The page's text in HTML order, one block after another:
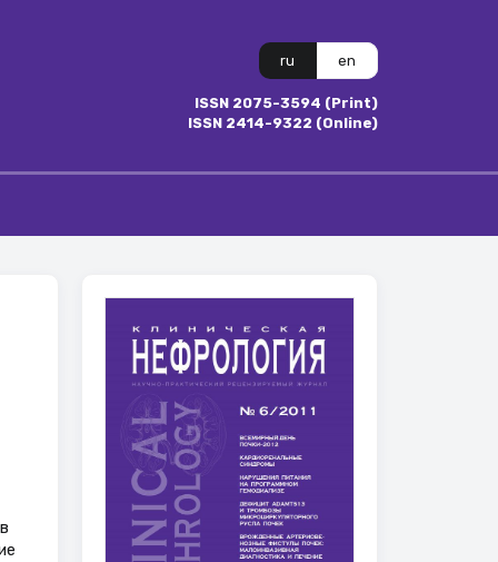
ru en
ISSN 2075-3594 (Print)
ISSN 2414-9322 (Online)